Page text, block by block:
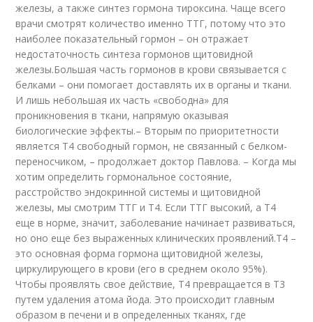
железы, а также синтез гормона тироксина. Чаще всего
врачи смотрят количество именно ТТГ, потому что это
наиболее показательный гормон – он отражает
недостаточность синтеза гормонов щитовидной
железы.Большая часть гормонов в крови связывается с
белками – они помогает доставлять их в органы и ткани.
И лишь небольшая их часть «свободна» для
проникновения в ткани, напрямую оказывая
биологические эффекты.– Вторым по приоритетности
является Т4 свободный гормон, не связанный с белком-
переносчиком, – продолжает доктор Павлова. – Когда мы
хотим определить гормональное состояние,
расстройство эндокринной системы и щитовидной
железы, мы смотрим ТТГ и Т4. Если ТТГ высокий, а Т4
еще в норме, значит, заболевание начинает развиваться,
но оно еще без выраженных клинических проявлений.Т4 –
это основная форма гормона щитовидной железы,
циркулирующего в крови (его в среднем около 95%).
Чтобы проявлять свое действие, Т4 превращается в Т3
путем удаления атома йода. Это происходит главным
образом в печени и в определенных тканях, где